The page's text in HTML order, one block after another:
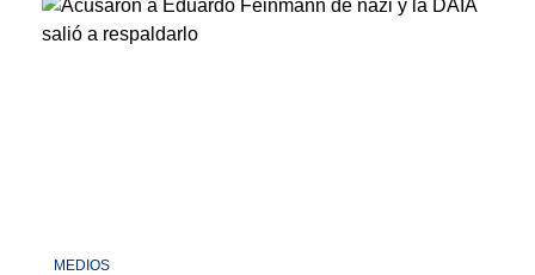
MEDIOS